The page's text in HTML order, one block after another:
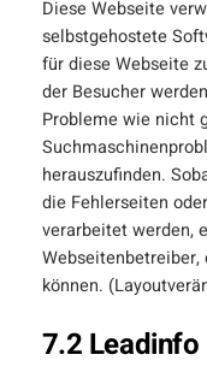
Diese Webseite
selbstgehostete
für diese Webseite
der Besucher
Probleme wie nicht
herauszufinden.
die Fehlerseiten
verarbeitet werden,
können.
7.2 Leadinfo